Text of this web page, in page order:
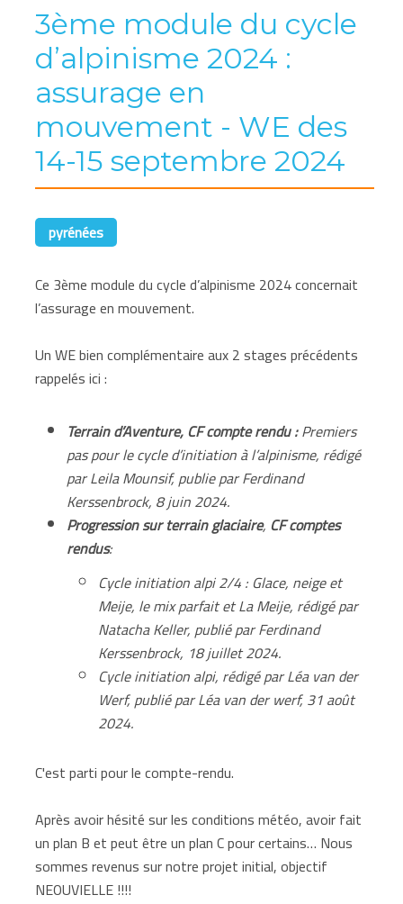
3ème module du cycle
d’alpinisme 2024 :
assurage en
mouvement - WE des
14-15 septembre 2024
pyrénées
Ce 3ème module du cycle d’alpinisme 2024 concernait
l’assurage en mouvement.
Un WE bien complémentaire aux 2 stages précédents
rappelés ici :
Terrain d’Aventure, CF compte rendu :Premiers
pas pour le cycle d’initiation à l’alpinisme, rédigé
par Leila Mounsif, publie par Ferdinand
Kerssenbrock, 8 juin 2024.
Progression sur terrain glaciaire, CF comptes
rendus:
Cycle initiation alpi 2/4 : Glace, neige et
Meije, le mix parfait et La Meije, rédigé par
Natacha Keller, publié par Ferdinand
Kerssenbrock, 18 juillet 2024.
Cycle initiation alpi, rédigé par Léa van der
Werf, publié par Léa van der werf, 31 août
2024.
C'est parti pour le compte-rendu.
Après avoir hésité sur les conditions météo, avoir fait
un plan B et peut être un plan C pour certains… Nous
sommes revenus sur notre projet initial, objectif
NEOUVIELLE !!!!